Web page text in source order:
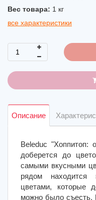
Вес товара: 1 кг
все характеристики
Описание
Beleduc "Хоппитоп:
доберется до
самыми вкусными
рядом находится
цветами, которые
можно было съесть.